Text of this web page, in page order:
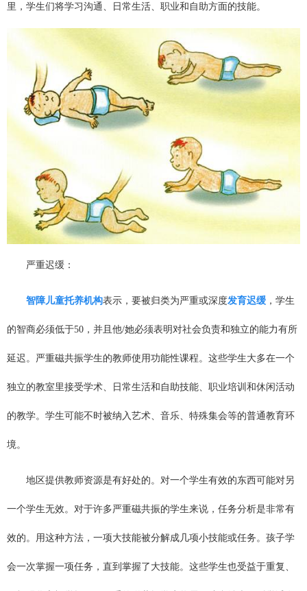
里，学生们将学习沟通、日常生活、职业和自助方面的技能。
严重迟缓：
智障儿童托养机构表示，要被归类为严重或深度发育迟缓 ，学生
的智商必须低于50，并且他/她必须表明对社会负责和独立的能力有所
延迟。严重磁共振学生的教师使用功能性课程。这些学生大多在一个
独立的教室里接受学术、日常生活和自助技能、职业培训和休闲活动
的教学。学生可能不时被纳入艺术、音乐、特殊集会等的普通教育环
境。
地区提供教师资源是有好处的。对一个学生有效的东西可能对另
一个学生无效。对于许多严重磁共振的学生来说，任务分析是非常有
效的。用这种方法，一项大技能被分解成几项小技能或任务。孩子学
会一次掌握一项任务，直到掌握了大技能。这些学生也受益于重复、